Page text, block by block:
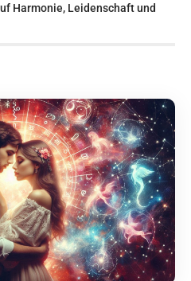
Harmonie, Leidenschaft und